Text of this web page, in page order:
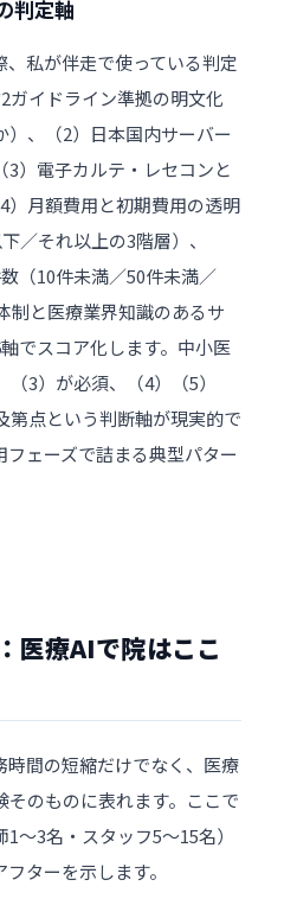
判定軸
私が伴走で使っている判定
ガイドライン準拠の明文化
）、（2）日本国内サーバー
3）電子カルテ・レセコンと
）月額費用と初期費用の透明
／それ以上の3階層）、
（10件未満／50件未満／
制と医療業界知識のあるサ
でスコア化します。中小医
3）が必須、（4）（5）
第点という判断軸が現実的で
ェーズで詰まる典型パター
医療AIで院はここ
間の短縮だけでなく、医療
のものに表れます。ここで
〜3名・スタッフ5〜15名）
ターを示します。